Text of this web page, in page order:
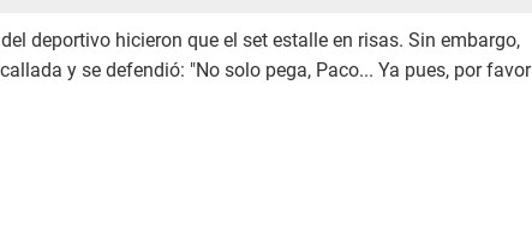
deportivo hicieron que el set estalle en risas. Sin embargo,
y se defendió: "No solo pega, Paco... Ya pues, por favor